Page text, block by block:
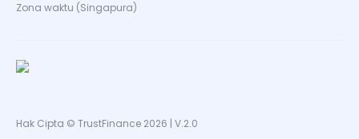
Zona waktu (Singapura)
Hak Cipta © TrustFinance 2026 | V.2.0